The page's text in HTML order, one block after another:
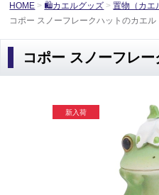
HOME 🛍カエルグッズ
置物（カエ
コポー スノーフレークハットのカエル
コポー スノーフレ